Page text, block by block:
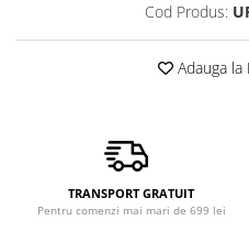
Cod Produs:
Adauga la
TRANSPORT GRATUIT
Pentru comenzi mai mari de 699 lei